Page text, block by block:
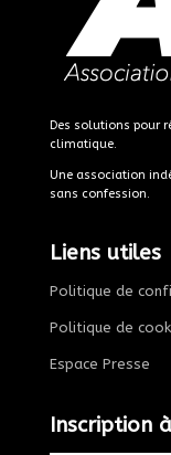
Des solutions pour
climatique.
Une association
sans confession.
Liens utiles
Politique de
Politique de
Espace Presse
Inscription